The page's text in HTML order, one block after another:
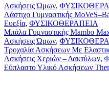
Λάστιχο
Γυμναστικής
MoVeS–
Band
Ασκήσεις Ώμων,
Λάστιχο Γυμναστικής
Μπάλα
Γυμναστικής
Mambo
Max
Pilates
Soft
Ευεξία, ΦΥΣΙΚΟΘΕΡΑΠΕΙΑ
Μπάλα Γυμναστικής Mambo
Τροχαλία
Ασκήσεων
Με
Ελαστικό
Ασκήσεις Ώμων,
Τροχαλία Ασκήσεων Με
Εύπλαστο
Υλικό
Ασκήσεις Χεριών – Δακτύλων,
Εύπλαστο Υλικό Ασκήσεων